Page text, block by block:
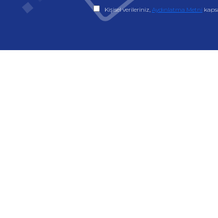
Kişisel verileriniz, Aydınlatma Metni